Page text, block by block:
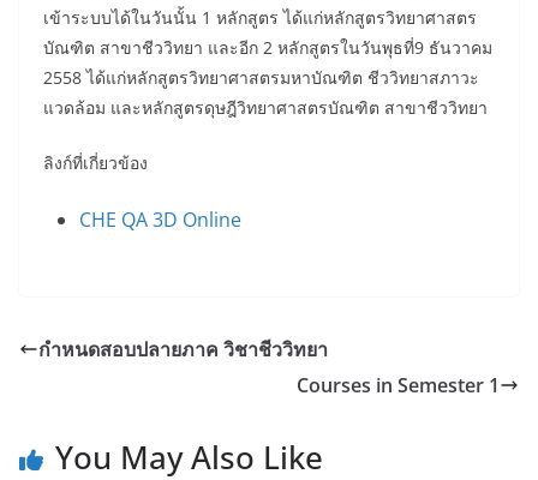
เข้าระบบได้ในวันนั้น 1 หลักสูตร ได้แก่หลักสูตรวิทยาศาสตร
บัณฑิต สาขาชีววิทยา และอีก 2 หลักสูตรในวันพุธที่9 ธันวาคม
2558 ได้แก่หลักสูตรวิทยาศาสตรมหาบัณฑิต ชีววิทยาสภาวะ
แวดล้อม และหลักสูตรดุษฎีวิทยาศาสตรบัณฑิต สาขาชีววิทยา
ลิงก์ที่เกี่ยวข้อง
CHE QA 3D Online
กำหนดสอบปลายภาค วิชาชีววิทยา
Courses in Semester 1
You May Also Like